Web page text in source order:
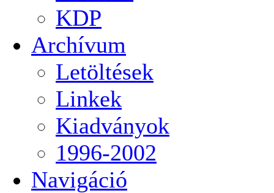
KDP
Archívum
Letöltések
Linkek
Kiadványok
1996-2002
Navigáció